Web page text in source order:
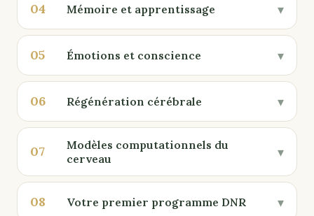
04 Mémoire et apprentissage ▾
05 Émotions et conscience ▾
06 Régénération cérébrale ▾
07
Modèles computationnels du
cerveau
▾
08 Votre premier programme DNR ▾